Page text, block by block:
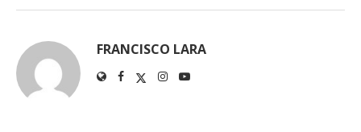
FRANCISCO LARA